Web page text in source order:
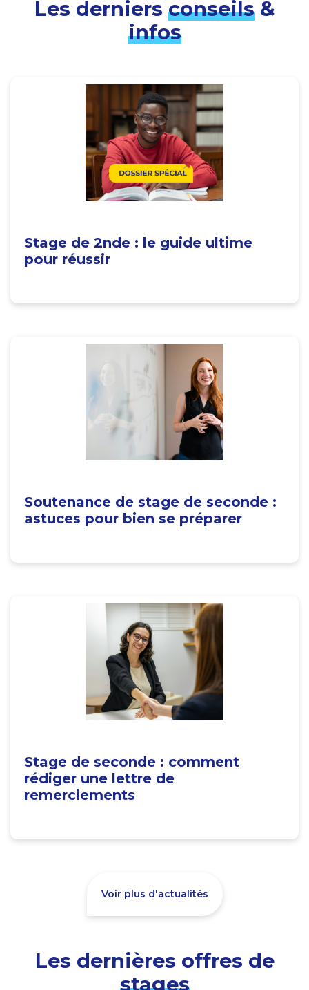
Les derniers conseils&
infos
Stage de 2nde : le guide ultime
pour réussir
Soutenance de stage de seconde :
astuces pour bien se préparer
Stage de seconde : comment
rédiger une lettre de
remerciements
Voir plus d'actualités
Les dernières offres de
stages